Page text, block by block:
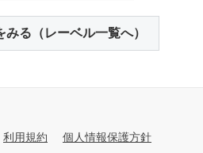
る（レーベル一覧へ）
利用規約 個人情報保護方針